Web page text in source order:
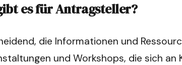
es für Antragsteller?
die Informationen und
und Workshops, die sich